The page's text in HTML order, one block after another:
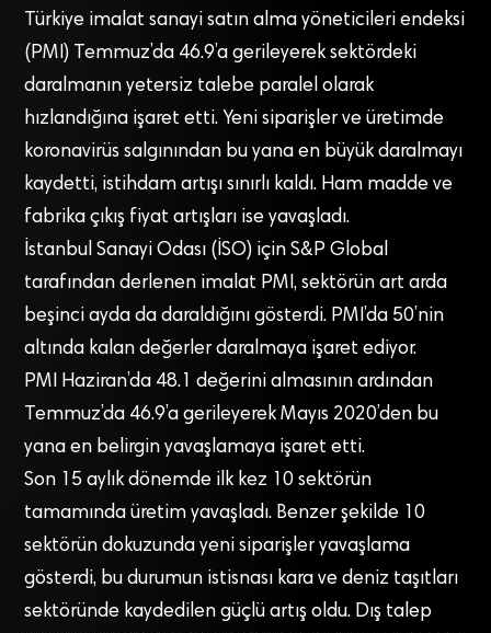
Türkiye imalat sanayi satın alma yöneticileri endeksi
(PMI) Temmuz’da 46.9’a gerileyerek sektördeki
daralmanın yetersiz talebe paralel olarak
hızlandığına işaret etti. Yeni siparişler ve üretimde
koronavirüs salgınından bu yana en büyük daralmayı
kaydetti, istihdam artışı sınırlı kaldı. Ham madde ve
fabrika çıkış fiyat artışları ise yavaşladı.
İstanbul Sanayi Odası (İSO) için S&P Global
tarafından derlenen imalat PMI, sektörün art arda
beşinci ayda da daraldığını gösterdi. PMI’da 50’nin
altında kalan değerler daralmaya işaret ediyor.
PMI Haziran’da 48.1 değerini almasının ardından
Temmuz’da 46.9’a gerileyerek Mayıs 2020’den bu
yana en belirgin yavaşlamaya işaret etti.
Son 15 aylık dönemde ilk kez 10 sektörün
tamamında üretim yavaşladı. Benzer şekilde 10
sektörün dokuzunda yeni siparişler yavaşlama
gösterdi, bu durumun istisnası kara ve deniz taşıtları
sektöründe kaydedilen güçlü artış oldu. Dış talep